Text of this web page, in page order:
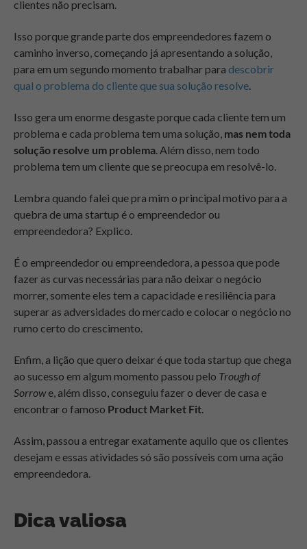
clientes não precisam.
Isso porque grande parte dos empreendedores fazem o
caminho inverso, começando já apresentando a solução,
para em um segundo momento trabalhar para descobrir
qual o problema do cliente que sua solução resolve.
Isso gera um enorme desgaste porque cada cliente tem um
problema e cada problema tem uma solução, mas nem toda
solução resolve um problema. Além disso, nem todo
problema tem um cliente que se preocupa em resolvê-lo.
Lembra quando falei que pra mim o principal motivo para a
quebra de uma startup é o empreendedor ou
empreendedora? Explico.
É o empreendedor ou empreendedora, a pessoa que pode
fazer as curvas necessárias para não deixar o negócio
morrer, somente eles tem a capacidade e resiliência para
superar as adversidades do mercado e colocar o negócio no
rumo certo do crescimento.
Enfim, a lição que quero deixar é que toda startup que chega
ao sucesso em algum momento passou pelo Trough of
Sorrowe, além disso, conseguiu fazer o dever de casa e
encontrar o famoso Product Market Fit.
Assim, passou a entregar exatamente aquilo que os clientes
desejam e essas atividades só são possíveis com uma ação
empreendedora.
Dica valiosa